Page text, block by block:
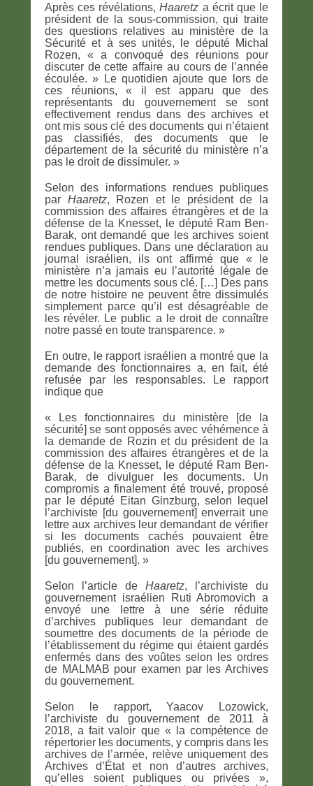
Après ces révélations,Haaretz a écrit que le
président de la sous-commission, qui traite
des questions relatives au ministère de la
Sécurité et à ses unités, le député Michal
Rozen, « a convoqué des réunions pour
discuter de cette affaire au cours de l’année
écoulée. » Le quotidien ajoute que lors de
ces réunions, « il est apparu que des
représentants du gouvernement se sont
effectivement rendus dans des archives et
ont mis sous clé des documents qui n’étaient
pas classifiés, des documents que le
département de la sécurité du ministère n’a
pas le droit de dissimuler. »
Selon des informations rendues publiques
par Haaretz, Rozen et le président de la
commission des affaires étrangères et de la
défense de la Knesset, le député Ram Ben-
Barak, ont demandé que les archives soient
rendues publiques. Dans une déclaration au
journal israélien, ils ont affirmé que « le
ministère n’a jamais eu l’autorité légale de
mettre les documents sous clé. […] Des pans
de notre histoire ne peuvent être dissimulés
simplement parce qu’il est désagréable de
les révéler. Le public a le droit de connaître
notre passé en toute transparence. »
En outre, le rapport israélien a montré que la
demande des fonctionnaires a, en fait, été
refusée par les responsables. Le rapport
indique que
« Les fonctionnaires du ministère [de la
sécurité] se sont opposés avec véhémence à
la demande de Rozin et du président de la
commission des affaires étrangères et de la
défense de la Knesset, le député Ram Ben-
Barak, de divulguer les documents. Un
compromis a finalement été trouvé, proposé
par le député Eitan Ginzburg, selon lequel
l’archiviste [du gouvernement] enverrait une
lettre aux archives leur demandant de vérifier
si les documents cachés pouvaient être
publiés, en coordination avec les archives
[du gouvernement]. »
Selon l’article de Haaretz, l’archiviste du
gouvernement israélien Ruti Abromovich a
envoyé une lettre à une série réduite
d’archives publiques leur demandant de
soumettre des documents de la période de
l’établissement du régime qui étaient gardés
enfermés dans des voûtes selon les ordres
de MALMAB pour examen par les Archives
du gouvernement.
Selon le rapport, Yaacov Lozowick,
l’archiviste du gouvernement de 2011 à
2018, a fait valoir que « la compétence de
répertorier les documents, y compris dans les
archives de l’armée, relève uniquement des
Archives d’État et non d’autres archives,
qu’elles soient publiques ou privées »,